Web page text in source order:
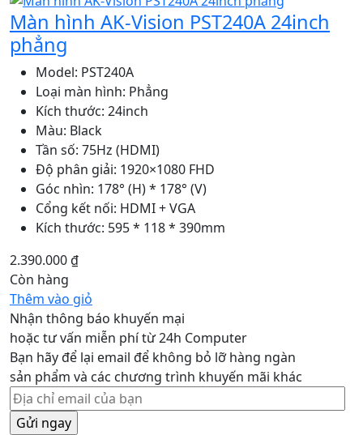
Màn hình AK-Vision PST240A 24inch
phẳng
Model: PST240A
Loại màn hình: Phẳng
Kích thước: 24inch
Màu: Black
Tần số: 75Hz (HDMI)
Độ phân giải: 1920×1080 FHD
Góc nhìn: 178° (H) * 178° (V)
Cổng kết nối: HDMI + VGA
Kích thước: 595 * 118 * 390mm
2.390.000₫
Còn hàng
Thêm vào giỏ
Nhận thông báo khuyến mại
hoặc tư vấn miễn phí từ 24h Computer
Bạn hãy để lại email để không bỏ lỡ hàng ngàn
sản phẩm và các chương trình khuyến mãi khác